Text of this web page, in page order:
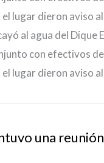
lugar dieron aviso
al agua del
con efectivos
lugar dieron aviso
una